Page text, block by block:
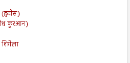
(हदीस)
कुरआन)